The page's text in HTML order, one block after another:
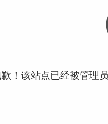
！该站点已经被管理